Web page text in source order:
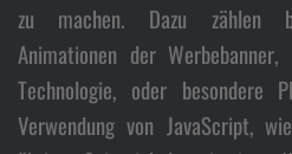
zu machen. Dazu zählen
Animationen der
Technologie, oder besondere
Verwendung von JavaScript,